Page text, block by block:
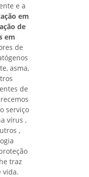
e a
em
de
em
de
asma,
de
serviço
vírus ,
,
traz
vida.